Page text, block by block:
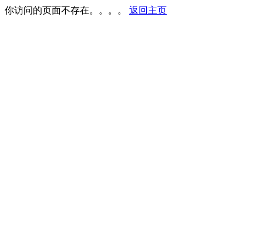
你访问的页面不存在。。。。 返回主页